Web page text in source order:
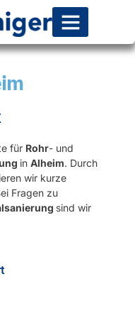
für Rohr- und
inAlheim. Durch
wir kurze
Fragen zu
sind wir